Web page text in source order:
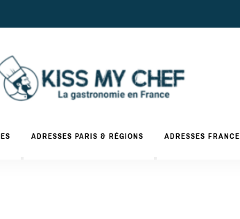
KissADRESSES PARIS & RÉGIONS ADRESSES FRANCE